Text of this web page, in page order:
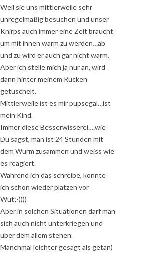
Weil sie uns mittlerweile sehr
unregelmäßig besuchen und unser
Knirps auch immer eine Zeit braucht
um mit ihnen warm zu werden…ab
und zu wird er auch gar nicht warm.
Aber ich stelle mich ja nur an, wird
dann hinter meinem Rücken
getuschelt.
Mittlerweile ist es mir pupsegal…ist
mein Kind.
Immer diese Besserwisserei….wie
Du sagst, man ist 24 Stunden mit
dem Wurm zusammen und weiss wie
es reagiert.
Während ich das schreibe, könnte
ich schon wieder platzen vor
Wut;-))))
Aber in solchen Situationen darf man
sich auch nicht unterkriegen und
über dem allem stehen.
Manchmal leichter gesagt als getan)